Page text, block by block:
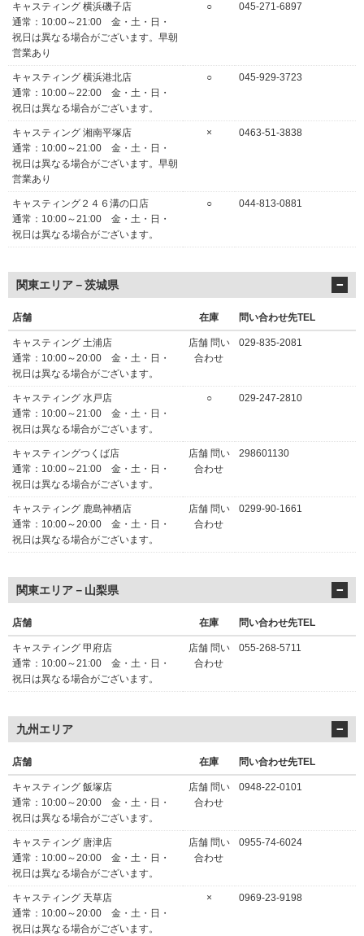
キャスティング 横浜磯子店
通常：10:00～21:00 金・土・日・
祝日は異なる場合がございます。早朝
営業あり
○ 045-271-6897
キャスティング 横浜港北店
通常：10:00～22:00 金・土・日・
祝日は異なる場合がございます。
○ 045-929-3723
キャスティング 湘南平塚店
通常：10:00～21:00 金・土・日・
祝日は異なる場合がございます。早朝
営業あり
× 0463-51-3838
キャスティング２４６溝の口店
通常：10:00～21:00 金・土・日・
祝日は異なる場合がございます。
○ 044-813-0881
関東エリア－茨城県
店舗 在庫 問い合わせ先TEL
キャスティング 土浦店
通常：10:00～20:00 金・土・日・
祝日は異なる場合がございます。
店舗 問い
合わせ
029-835-2081
キャスティング 水戸店
通常：10:00～21:00 金・土・日・
祝日は異なる場合がございます。
○ 029-247-2810
キャスティングつくば店
通常：10:00～21:00 金・土・日・
祝日は異なる場合がございます。
店舗 問い
合わせ
298601130
キャスティング 鹿島神栖店
通常：10:00～20:00 金・土・日・
祝日は異なる場合がございます。
店舗 問い
合わせ
0299-90-1661
関東エリア－山梨県
店舗 在庫 問い合わせ先TEL
キャスティング 甲府店
通常：10:00～21:00 金・土・日・
祝日は異なる場合がございます。
店舗 問い
合わせ
055-268-5711
九州エリア
店舗 在庫 問い合わせ先TEL
キャスティング 飯塚店
通常：10:00～20:00 金・土・日・
祝日は異なる場合がございます。
店舗 問い
合わせ
0948-22-0101
キャスティング 唐津店
通常：10:00～20:00 金・土・日・
祝日は異なる場合がございます。
店舗 問い
合わせ
0955-74-6024
キャスティング 天草店
通常：10:00～20:00 金・土・日・
祝日は異なる場合がございます。
× 0969-23-9198